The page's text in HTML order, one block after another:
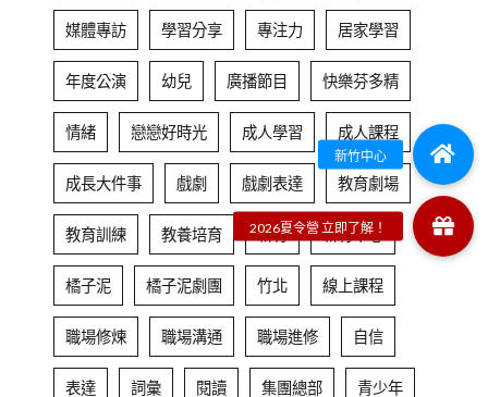
媒體專訪 學習分享 專注力 居家學習
年度公演 幼兒 廣播節目 快樂芬多精
情緒 戀戀好時光 成人學習 成人課程
成長大件事 戲劇 戲劇表達 教育劇場
教育訓練 教養培育 新竹 新竹中心
橘子泥 橘子泥劇團 竹北 線上課程
職場修煉 職場溝通 職場進修 自信
表達 詞彙 閱讀 集團總部 青少年